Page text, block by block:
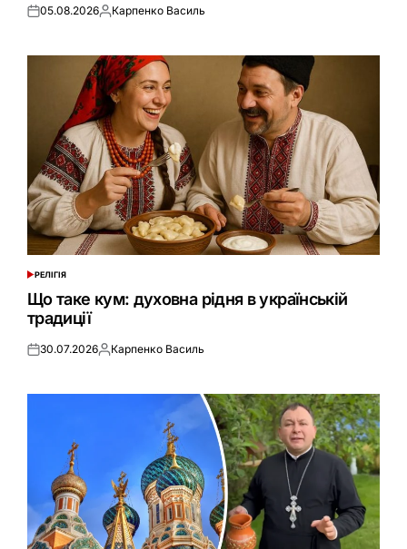
Оприлюднено
05.08.2026Опубліковано
Карпенко Василь
ОПУБЛІКУВАТИ
У
РЕЛІГІЯ
Що таке кум: духовна рідня в українській
традиції
Оприлюднено
30.07.2026Опубліковано
Карпенко Василь